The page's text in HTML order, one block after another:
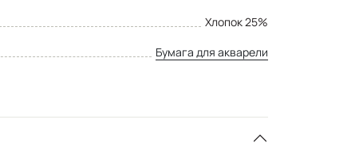
Хлопок 25%
Бумага для акварели